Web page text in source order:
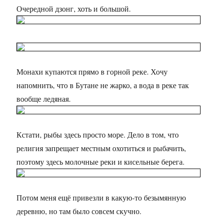
Очередной дзонг, хоть и большой.
Монахи купаются прямо в горной реке. Хочу
напомнить, что в Бутане не жарко, а вода в реке так
вообще ледяная.
Кстати, рыбы здесь просто море. Дело в том, что
религия запрещает местным охотиться и рыбачить,
поэтому здесь молочные реки и кисельные берега.
Потом меня ещё привезли в какую-то безымянную
деревню, но там было совсем скучно.